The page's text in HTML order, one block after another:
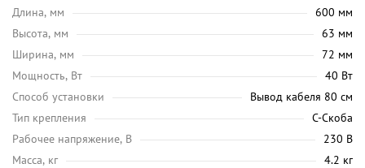
Длина, мм
600 мм
Высота, мм
63 мм
Ширина, мм
72 мм
Мощность, Вт
40 Вт
Способ установки
Вывод кабеля 80 см
Тип крепления
С-Скоба
Рабочее напряжение, В
230 В
Масса, кг
4.2 кг